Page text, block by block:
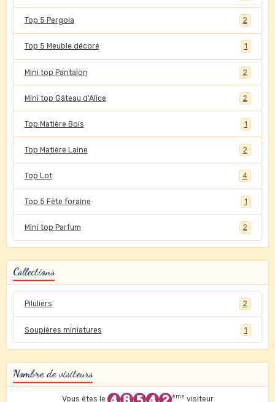
Top 5 Pergola 2
Top 5 Meuble décoré 1
Mini top Pantalon 2
Mini top Gâteau d'Alice 2
Top Matière Bois 1
Top Matière Laine 2
Top Lot 4
Top 5 Fête foraine 1
Mini top Parfum 2
Collections
Piluliers 2
Soupières miniatures 1
Nombre de visiteurs
Vous êtes le ème visiteur